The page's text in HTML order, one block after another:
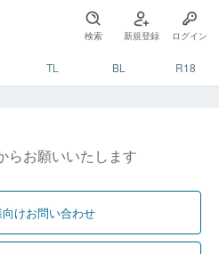
検索 新規登録 ログイン
TL BL R18
らお願いいたします
けお問い合わせ